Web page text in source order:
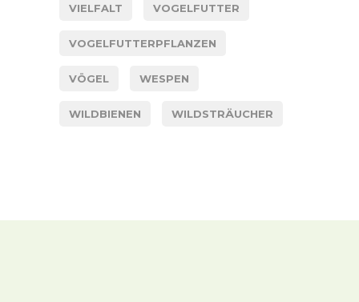
VIELFALT VOGELFUTTER
VOGELFUTTERPFLANZEN
VÖGEL WESPEN
WILDBIENEN WILDSTRÄUCHER